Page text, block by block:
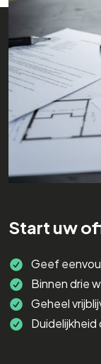
Start uw
Geef
Binnen drie
Geheel
Duidelijkheid